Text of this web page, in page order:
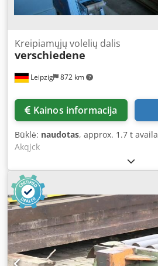
Leipzig 872 km
Kreipiamųjų volelių dalis
verschiedene
Kainos informacija
Būklė: naudotas, approx. 1.7 t
Akqjck